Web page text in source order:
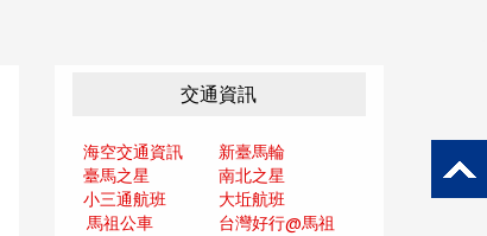
交通資訊
海空交通資訊
新臺馬輪
臺馬之星
南北之星
小三通航班
大坵航班
馬祖公車
台灣好行@馬祖